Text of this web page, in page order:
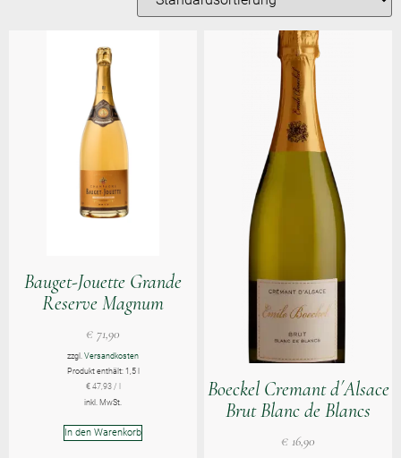
Bauget-Jouette Grande
Reserve Magnum
€ 71,90
zzgl. Versandkosten
Produkt enthält: 1,5
€47,93/
inkl. MwSt.
In den Warenkorb
Boeckel Cremant d´Alsace
Brut Blanc de Blancs
€ 16,90